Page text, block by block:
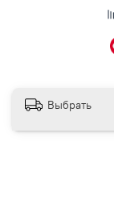
Выбрать